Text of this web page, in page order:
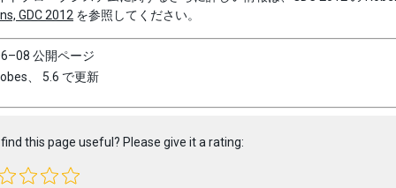
GDC 2012 を参照してください。
公開ページ
、 5.6 で更新
this page useful? Please give it a rating: